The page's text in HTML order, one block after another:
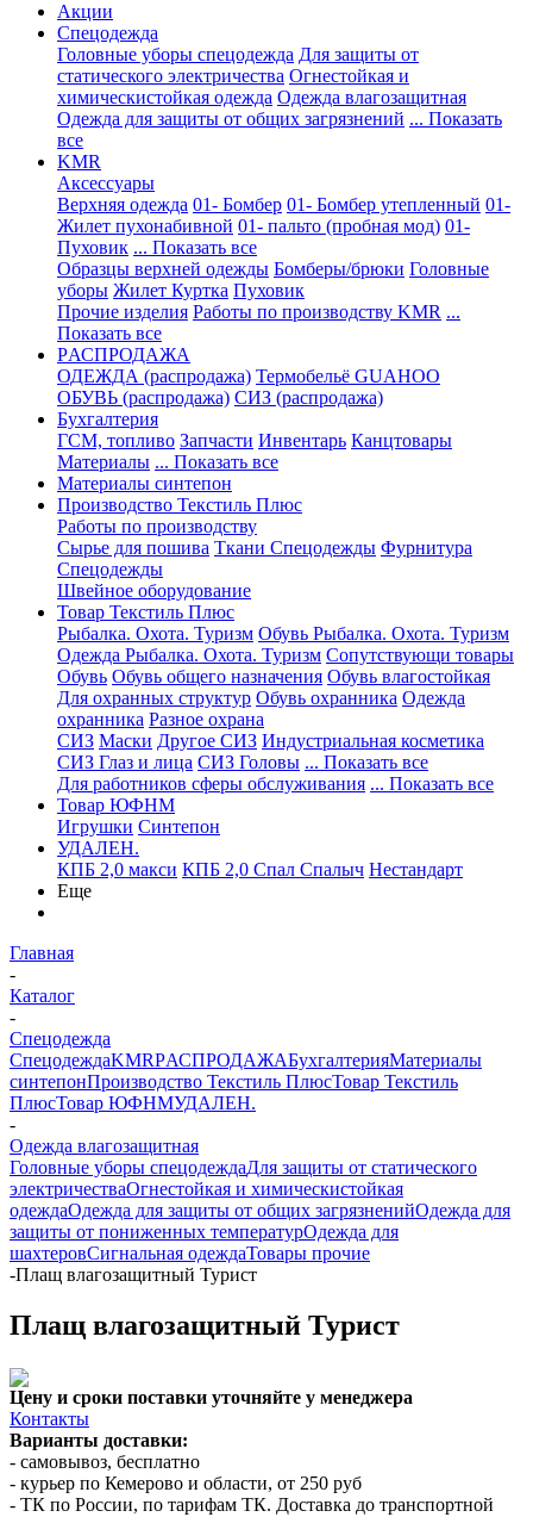
Акции
Спецодежда
Головные уборы спецодежда Для защиты от
статического электричества Огнестойкая и
химическистойкая одежда Одежда влагозащитная
Одежда для защиты от общих загрязнений ... Показать
все
KMR
Аксессуары
Верхняя одежда 01- Бомбер 01- Бомбер утепленный 01-
Жилет пухонабивной 01- пальто (пробная мод) 01-
Пуховик ... Показать все
Образцы верхней одежды Бомберы/брюки Головные
уборы Жилет Куртка Пуховик
Прочие изделия Работы по производству KMR ...
Показать все
PАСПРОДАЖА
ОДЕЖДА (распродажа) Термобельё GUAHOO
ОБУВЬ (распродажа) СИЗ (распродажа)
Бухгалтерия
ГСМ, топливо Запчасти Инвентарь Канцтовары
Материалы ... Показать все
Материалы синтепон
Производство Текстиль Плюс
Работы по производству
Сырье для пошива Ткани Спецодежды Фурнитура
Спецодежды
Швейное оборудование
Товар Текстиль Плюс
Рыбалка. Охота. Туризм Обувь Рыбалка. Охота. Туризм
Одежда Рыбалка. Охота. Туризм Сопутствующи товары
Обувь Обувь общего назначения Обувь влагостойкая
Для охранных структур Обувь охранника Одежда
охранника Разное охрана
СИЗ Маски Другое СИЗ Индустриальная косметика
СИЗ Глаз и лица СИЗ Головы ... Показать все
Для работников сферы обслуживания ... Показать все
Товар ЮФНМ
Игрушки Синтепон
УДАЛЕН.
КПБ 2,0 макси КПБ 2,0 Спал Спалыч Нестандарт
Еще
Главная
-
Каталог
-
Спецодежда
СпецодеждаKMRPАСПРОДАЖАБухгалтерияМатериалы
синтепонПроизводство Текстиль ПлюсТовар Текстиль
ПлюсТовар ЮФНМУДАЛЕН.
-
Одежда влагозащитная
Головные уборы спецодеждаДля защиты от статического
электричестваОгнестойкая и химическистойкая
одеждаОдежда для защиты от общих загрязненийОдежда для
защиты от пониженных температурОдежда для
шахтеровСигнальная одеждаТовары прочие
-Плащ влагозащитный Турист
Плащ влагозащитный Турист
Цену и сроки поставки уточняйте у менеджера
Контакты
Варианты доставки:
- самовывоз, бесплатно
- курьер по Кемерово и области, от 250 руб
- ТК по России, по тарифам ТК. Доставка до транспортной